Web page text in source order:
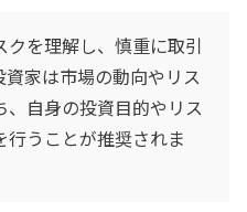
を理解し、慎重に取引
家は市場の動向やリス
、自身の投資目的やリス
行うことが推奨されま